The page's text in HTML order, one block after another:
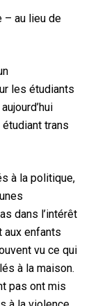
– au lieu de
les étudiants
trans
à la politique,
dans l’intérêt
aux enfants
vu ce qui
à la maison.
pas ont mis